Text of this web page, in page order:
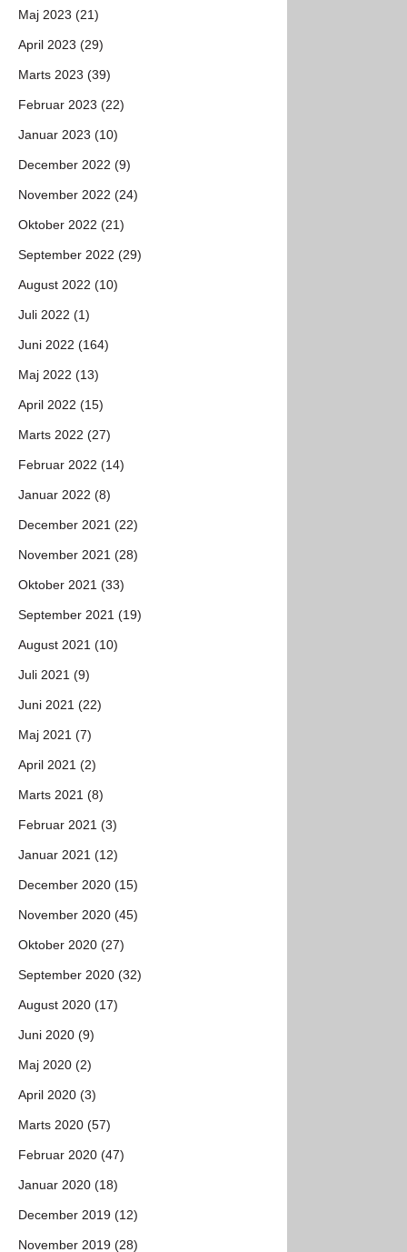
Maj 2023 (21)
April 2023 (29)
Marts 2023 (39)
Februar 2023 (22)
Januar 2023 (10)
December 2022 (9)
November 2022 (24)
Oktober 2022 (21)
September 2022 (29)
August 2022 (10)
Juli 2022 (1)
Juni 2022 (164)
Maj 2022 (13)
April 2022 (15)
Marts 2022 (27)
Februar 2022 (14)
Januar 2022 (8)
December 2021 (22)
November 2021 (28)
Oktober 2021 (33)
September 2021 (19)
August 2021 (10)
Juli 2021 (9)
Juni 2021 (22)
Maj 2021 (7)
April 2021 (2)
Marts 2021 (8)
Februar 2021 (3)
Januar 2021 (12)
December 2020 (15)
November 2020 (45)
Oktober 2020 (27)
September 2020 (32)
August 2020 (17)
Juni 2020 (9)
Maj 2020 (2)
April 2020 (3)
Marts 2020 (57)
Februar 2020 (47)
Januar 2020 (18)
December 2019 (12)
November 2019 (28)